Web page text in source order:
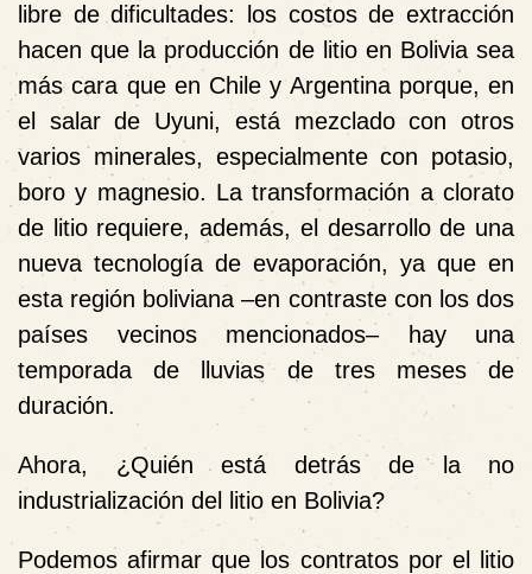
libre de dificultades: los costos de extracción
hacen que la producción de litio en Bolivia sea
más cara que en Chile y Argentina porque, en
el salar de Uyuni, está mezclado con otros
varios minerales, especialmente con potasio,
boro y magnesio. La transformación a clorato
de litio requiere, además, el desarrollo de una
nueva tecnología de evaporación, ya que en
esta región boliviana –en contraste con los dos
países vecinos mencionados– hay una
temporada de lluvias de tres meses de
duración.
Ahora, ¿Quién está detrás de la no
industrialización del litio en Bolivia?
Podemos afirmar que los contratos por el litio